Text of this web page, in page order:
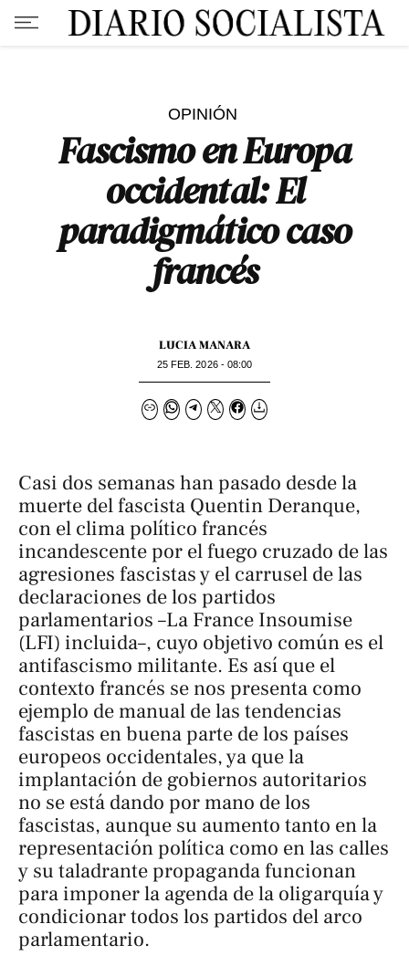
OPINIÓN
Fascismo en Europa
occidental: El
paradigmático caso
francés
LUCIA MANARA
25 FEB. 2026 - 08:00
Casi dos semanas han pasado desde la
muerte del fascista Quentin Deranque,
con el clima político francés
incandescente por el fuego cruzado de las
agresiones fascistas y el carrusel de las
declaraciones de los partidos
parlamentarios –La France Insoumise
(LFI) incluida–, cuyo objetivo común es el
antifascismo militante. Es así que el
contexto francés se nos presenta como
ejemplo de manual de las tendencias
fascistas en buena parte de los países
europeos occidentales, ya que la
implantación de gobiernos autoritarios
no se está dando por mano de los
fascistas, aunque su aumento tanto en la
representación política como en las calles
y su taladrante propaganda funcionan
para imponer la agenda de la oligarquía y
condicionar todos los partidos del arco
parlamentario.